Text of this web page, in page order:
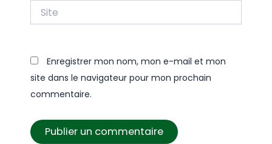
Enregistrer mon nom, mon e-mail et mon
site dans le navigateur pour mon prochain
commentaire.